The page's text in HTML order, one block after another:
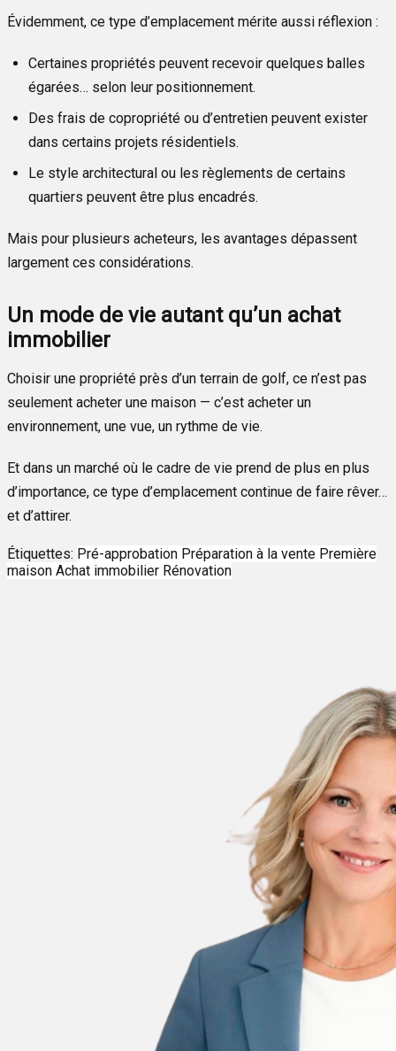
Évidemment, ce type d’emplacement mérite aussi réflexion :
Certaines propriétés peuvent recevoir quelques balles
égarées… selon leur positionnement.
Des frais de copropriété ou d’entretien peuvent exister
dans certains projets résidentiels.
Le style architectural ou les règlements de certains
quartiers peuvent être plus encadrés.
Mais pour plusieurs acheteurs, les avantages dépassent
largement ces considérations.
Un mode de vie autant qu’un achat
immobilier
Choisir une propriété près d’un terrain de golf, ce n’est pas
seulement acheter une maison — c’est acheter un
environnement, une vue, un rythme de vie.
Et dans un marché où le cadre de vie prend de plus en plus
d’importance, ce type d’emplacement continue de faire rêver…
et d’attirer.
Étiquettes: Pré-approbation Préparation à la vente Première
maison Achat immobilier Rénovation